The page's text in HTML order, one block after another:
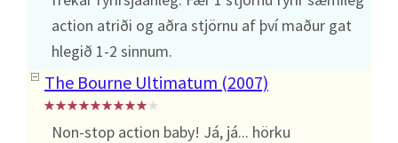
action atriði og aðra stjörnu af því maður gat
hlegið 1-2 sinnum.
The Bourne Ultimatum (2007)
Non-stop action baby! Já, já... hörku